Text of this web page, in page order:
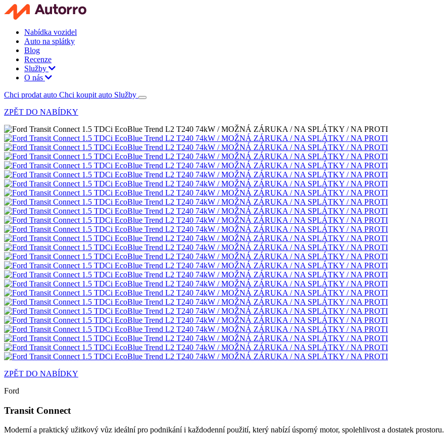
Nabídka vozidel
Auto na splátky
Blog
Recenze
Služby
O nás
Chci prodat auto Chci koupit auto Služby
ZPĚT DO NABÍDKY
ZPĚT DO NABÍDKY
Ford
Transit Connect
Moderní a praktický užitkový vůz ideální pro podnikání i každodenní použití, který nabízí úsporný motor, spolehlivost a dostatek prostoru.